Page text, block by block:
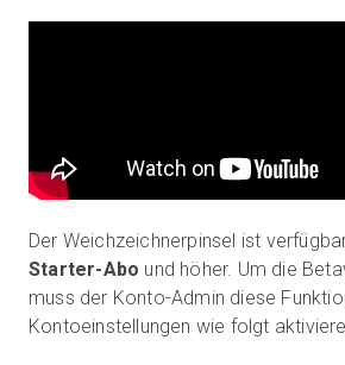
Der Weichzeichnerpinsel ist
Starter-Abo und höher. Um die
muss der Konto-Admin diese
Kontoeinstellungen wie folgt